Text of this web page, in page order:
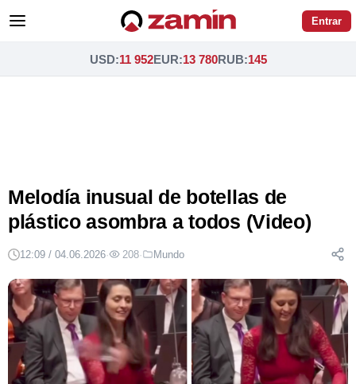
Entrar
USD:11 952EUR:13 780RUB:145
Melodía inusual de botellas de
plástico asombra a todos (Video)
12:09 / 04.06.2026· 208· Mundo